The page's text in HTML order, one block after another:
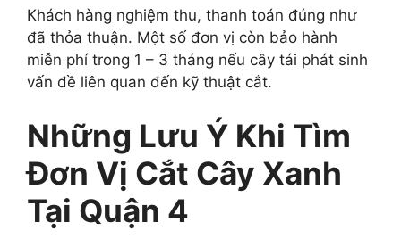
Khách hàng nghiệm thu, thanh toán đúng như
đã thỏa thuận. Một số đơn vị còn bảo hành
miễn phí trong 1 – 3 tháng nếu cây tái phát sinh
vấn đề liên quan đến kỹ thuật cắt.
Những Lưu Ý Khi Tìm
Đơn Vị Cắt Cây Xanh
Tại Quận 4